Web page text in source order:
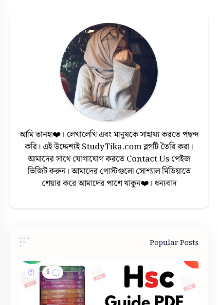
আমি তানহা❤️। লেখালেখি এবং মানুষকে সাহায্য করতে পছন্দ
করি। এই উদ্দেশ্যই StudyTika.com ব্লগটি তৈরি করা।
আমাদের সাথে যোগাযোগ করতে Contact Us পেইজ
ভিজিট করুন। আমাদের পোস্টগুলো সোশ্যাল মিডিয়াতে
শেয়ার করে আমাদের পাশে থাকুন❤️। ধন্যবাদ
Popular Posts